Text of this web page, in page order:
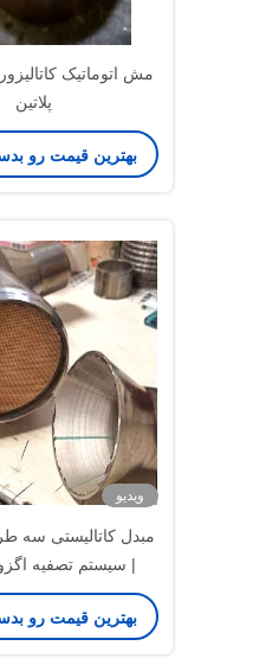
مش اتوماتیک
پلاتین
بهترین قیمت رو
ویدیو
| سیستم تصفیه
مطابق با
بهترین قیمت رو